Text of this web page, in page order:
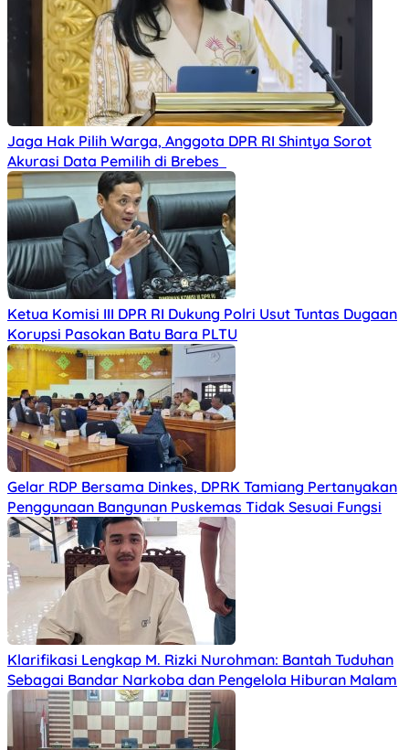
Jaga Hak Pilih Warga, Anggota DPR RI Shintya Sorot
Akurasi Data Pemilih di Brebes
Ketua Komisi III DPR RI Dukung Polri Usut Tuntas Dugaan
Korupsi Pasokan Batu Bara PLTU
Gelar RDP Bersama Dinkes, DPRK Tamiang Pertanyakan
Penggunaan Bangunan Puskemas Tidak Sesuai Fungsi
Klarifikasi Lengkap M. Rizki Nurohman: Bantah Tuduhan
Sebagai Bandar Narkoba dan Pengelola Hiburan Malam